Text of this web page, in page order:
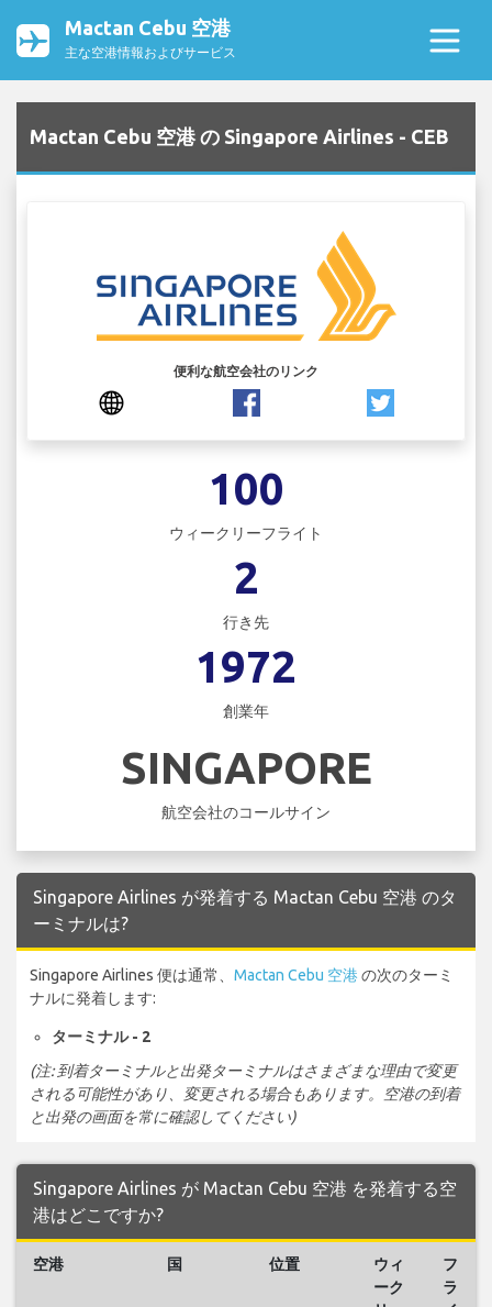
Mactan Cebu 空港
主な空港情報およびサービス
Mactan Cebu 空港 の Singapore Airlines - CEB
便利な航空会社のリンク
100
ウィークリーフライト
2
行き先
1972
創業年
SINGAPORE
航空会社のコールサイン
Singapore Airlines が発着する Mactan Cebu 空港 のタ
ーミナルは?
Singapore Airlines 便は通常、 Mactan Cebu 空港の次のターミ
ナルに発着します:
ターミナル - 2
(注: 到着ターミナルと出発ターミナルはさまざまな理由で変更
される可能性があり、変更される場合もあります。空港の到着
と出発の画面を常に確認してください)
Singapore Airlines が Mactan Cebu 空港 を発着する空
港はどこですか?
空港 国 位置
ウィ
ーク
フ
ラ